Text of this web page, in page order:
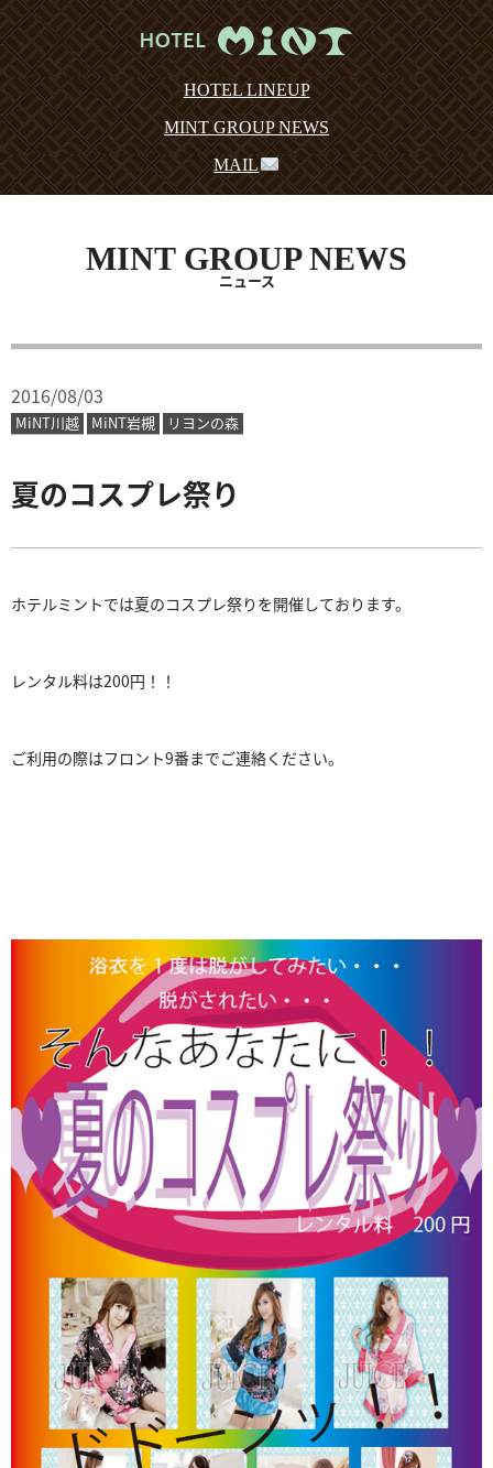
HOTEL LINEUP
MINT GROUP NEWS
MAIL
MINT GROUP NEWS
ニュース
2016/08/03
MiNT川越 MiNT岩槻 リヨンの森
夏のコスプレ祭り
ホテルミントでは夏のコスプレ祭りを開催しております。
レンタル料は200円！！
ご利用の際はフロント9番までご連絡ください。